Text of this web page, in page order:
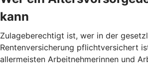
kann
Zulageberechtigt ist, wer in der
Rentenversicherung pflichtversichert
allermeisten Arbeitnehmerinnen und